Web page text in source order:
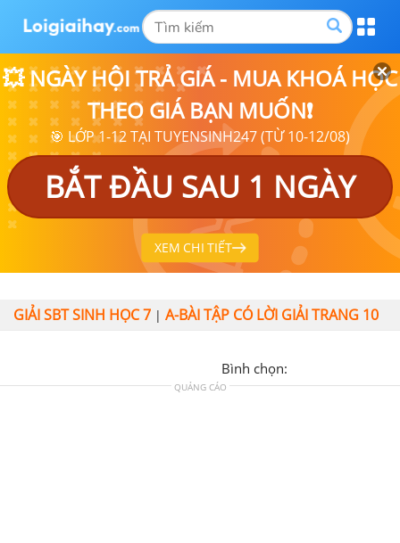
💥 NGÀY HỘI TRẢ GIÁ - MUA KHOÁ HỌC
THEO GIÁ BẠN MUỐN❗
🎯 LỚP 1-12 TẠI TUYENSINH247 (TỪ 10-12/08)
BẮT ĐẦU SAU 1 NGÀY
XEM CHI TIẾT
GIẢI SBT SINH HỌC 7 | A-BÀI TẬP CÓ LỜI GIẢI TRANG 10
Bình chọn:
QUẢNG CÁO